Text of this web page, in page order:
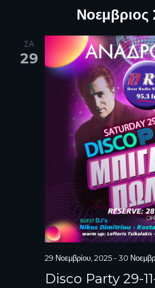
Νοεμβριος
ΣΑ
29
29 Νοεμβρίου, 2025-30
Disco Party 29-